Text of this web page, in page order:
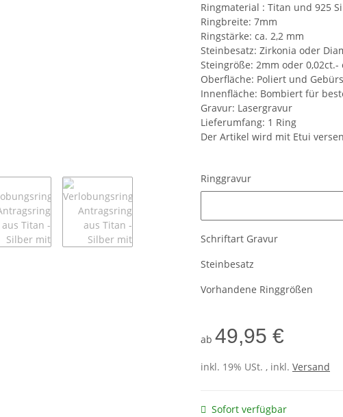
Ringmaterial : Titan und 925
Ringbreite: 7mm
Ringstärke: ca. 2,2 mm
Steinbesatz: Zirkonia oder
Steingröße: 2mm oder 0,02ct.-
Oberfläche: Poliert und
Innenfläche: Bombiert für
Gravur: Lasergravur
Lieferumfang: 1 Ring
Der Artikel wird mit Etui
Ringgravur
Schriftart Gravur
Steinbesatz
Vorhandene Ringgrößen
ab 49,95 €
inkl. 19% USt. , inkl. Versand
Sofort verfügbar